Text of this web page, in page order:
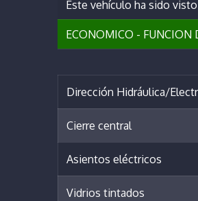
Este vehículo ha sido
ECONOMICO - FUNCION
Dirección Hidráulica/
Cierre central
Asientos eléctricos
Vidrios tintados